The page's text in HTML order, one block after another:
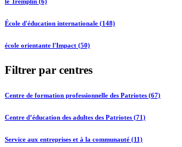
le Tremplin (6)
École d'éducation internationale (148)
école orientante l'Impact (50)
Filtrer par centres
Centre de formation professionnelle des Patriotes (67)
Centre d’éducation des adultes des Patriotes (71)
Service aux entreprises et à la communauté (11)